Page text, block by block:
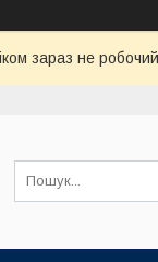
зараз не